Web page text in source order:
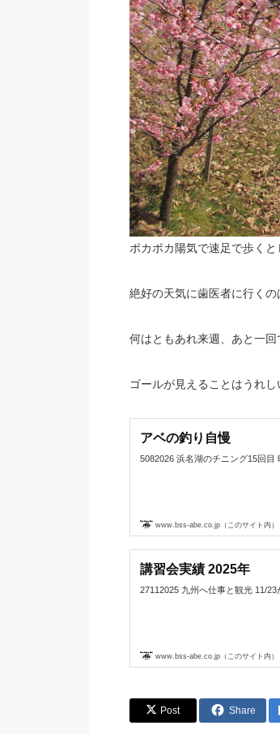
ポカポカ陽気で速足で歩くと
絶好の天気に歯医者に行くの
何はともあれ来週、あと一回
ゴールが見えることはうれし
アベの釣り自慢
5082026 浜名湖のチニング15回目
www.bss-abe.co.jp（このサイト内）
講習会実績 2025年
27112025 九州へ仕事と観光 11/
www.bss-abe.co.jp（このサイト内）
Post Share